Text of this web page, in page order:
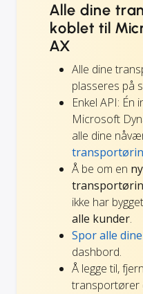
Alle dine
koblet til
AX
Alle dine
plasseres på
Enkel API: Én
Microsoft
alle dine
Å be om en ny
ikke har
alle kunder.
Spor alle
dashbord.
Å legge til,
transportører